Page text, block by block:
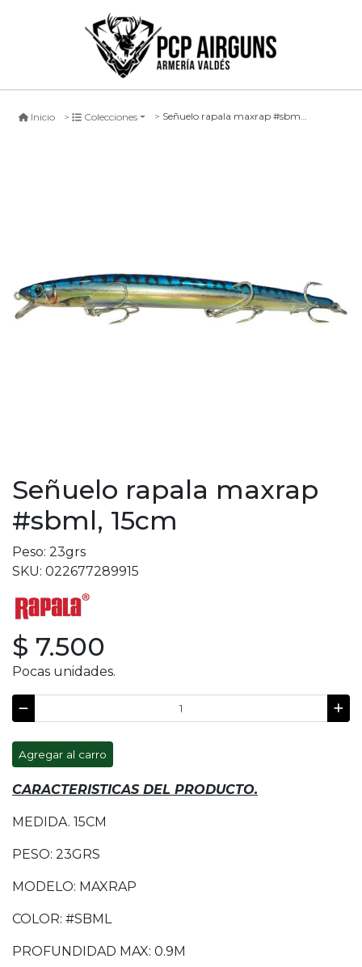
Inicio Colecciones Señuelo rapala maxrap #sbml, 15cm
Señuelo rapala maxrap
#sbml, 15cm
Peso: 23grs
SKU: 022677289915
$ 7.500
Pocas unidades.
Agregar al carro
CARACTERISTICAS DEL PRODUCTO.
MEDIDA. 15CM
PESO: 23GRS
MODELO: MAXRAP
COLOR: #SBML
PROFUNDIDAD MAX: 0.9M